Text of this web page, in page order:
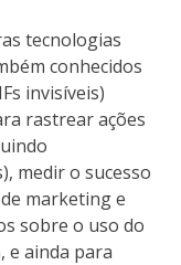
tecnologias
conhecidos
invisíveis)
rastrear ações
medir o sucesso
marketing e
sobre o uso do
e ainda para